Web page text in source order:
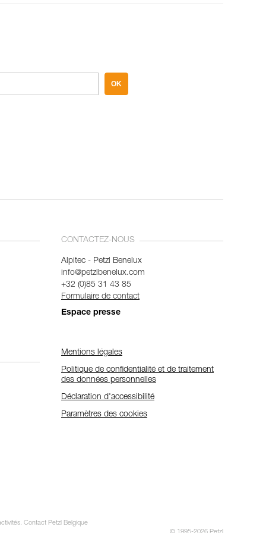
OK
CONTACTEZ-NOUS
Alpitec - Petzl Benelux
info@petzlbenelux.com
+32 (0)85 31 43 85
Formulaire de contact
Espace presse
Mentions légales
Politique de confidentialité et de traitement
des données personnelles
Déclaration d'accessibilité
Paramètres des cookies
Contact Petzl Belgique